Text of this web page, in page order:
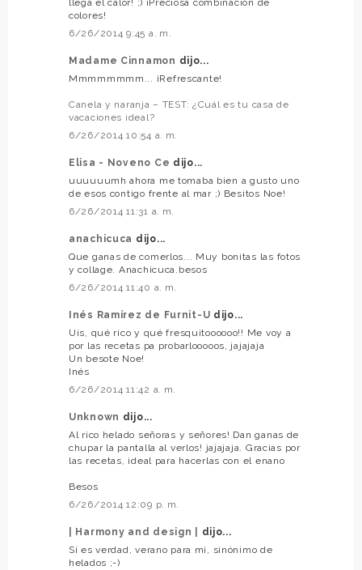
llega el calor! ;) ¡Preciosa combinación de
colores!
6/26/2014 9:45 a. m.
Madame Cinnamon dijo...
Mmmmmmmm... ¡Refrescante!
Canela y naranja – TEST: ¿Cuál es tu casa de
vacaciones ideal?
6/26/2014 10:54 a. m.
Elisa - Noveno Ce dijo...
uuuuuumh ahora me tomaba bien a gusto uno
de esos contigo frente al mar ;) Besitos Noe!
6/26/2014 11:31 a. m.
anachicuca dijo...
Que ganas de comerlos... Muy bonitas las fotos
y collage. Anachicuca.besos
6/26/2014 11:40 a. m.
Inés Ramírez de Furnit-U dijo...
Uis, qué rico y qué fresquitoooooo!! Me voy a
por las recetas pa probarlooooos, jajajaja
Un besote Noe!
Inés
6/26/2014 11:42 a. m.
Unknown dijo...
Al rico helado señoras y señores! Dan ganas de
chupar la pantalla al verlos! jajajaja. Gracias por
las recetas, ideal para hacerlas con el enano
Besos
6/26/2014 12:09 p. m.
| Harmony and design |
dijo...
Sí es verdad, verano para mi, sinónimo de
helados ;-)